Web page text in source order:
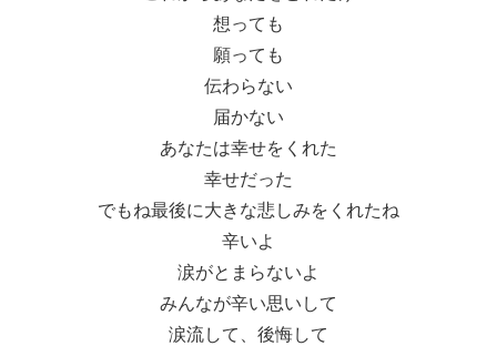
想っても
願っても
伝わらない
届かない
あなたは幸せをくれた
幸せだった
でもね最後に大きな悲しみをくれたね
辛いよ
涙がとまらないよ
みんなが辛い思いして
涙流して、後悔して